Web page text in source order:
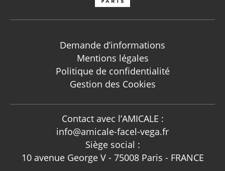
Demande d’informations
Mentions légales
Politique de confidentialité
Gestion des Cookies
Contact avec l’AMICALE :
info@amicale-facel-vega.fr
Siège social :
10 avenue George V - 75008 Paris - FRANCE